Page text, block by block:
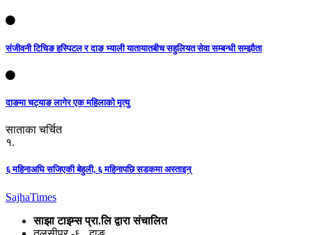
संजीवनी टिचिङ हस्पिटल र दाङ भ्याली यातायातबीच सहुलियत सेवा सम्बन्धी सम्झौता
दाङमा चट्याङ लागेर एक महिलाको मृत्यु
साताका चर्चित
१.
६ महिनाअघि सजिएकी बेहुली, ६ महिनापछि सडकमा अस्ताइन्
SajhaTimes
साझा टाइम्स प्रा.लि द्वारा संचालित